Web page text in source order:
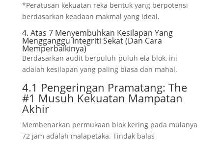
*Peratusan kekuatan reka bentuk yang berpotensi
berdasarkan keadaan makmal yang ideal.
4. Atas 7 Menyembuhkan Kesilapan Yang
Mengganggu Integriti Sekat (Dan Cara
Memperbaikinya)
Berdasarkan audit berpuluh-puluh ela blok, ini
adalah kesilapan yang paling biasa dan mahal.
4.1 Pengeringan Pramatang: The
#1 Musuh Kekuatan Mampatan
Akhir
Membenarkan permukaan blok kering pada mulanya
72 jam adalah malapetaka. Tindak balas